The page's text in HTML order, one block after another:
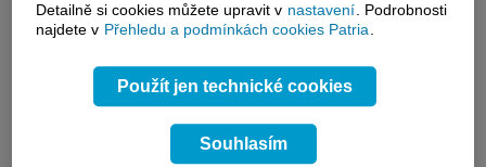
Detailně si cookies můžete upravit v nastavení. Podrobnosti
najdete v Přehledu a podmínkách cookies Patria.
Použít jen technické cookies
Souhlasím